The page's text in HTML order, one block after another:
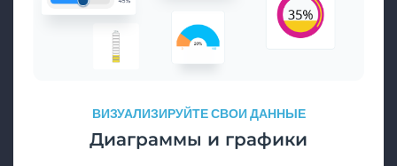
ВИЗУАЛИЗИРУЙТЕ СВОИ ДАННЫЕ
Диаграммы и графики